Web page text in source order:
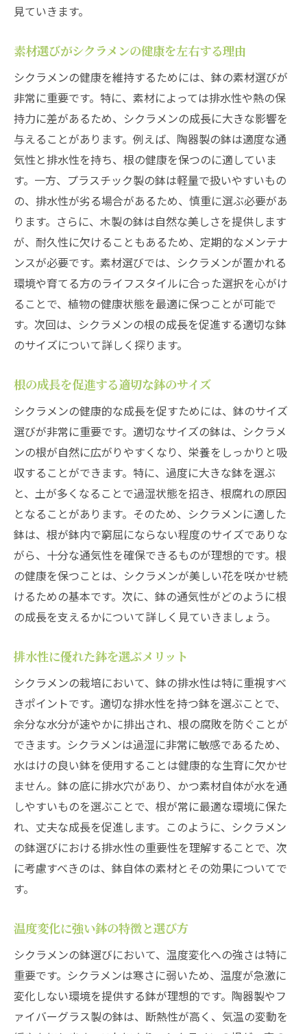
病害虫対策の基本的なポイントと実践
シクラメンを長持ちさせるための剪定方法
シクラメンの成長を支えるための適切な鉢選び
の技
初心者におすすめの鉢選びのポイント
シクラメンの根を守るための鉢の工夫
植物の成長段階に応じた鉢の変え方
鉢の形状が及ぼすシクラメンへの影響
多様な鉢素材の特性と選び方のコツ
季節に応じた鉢の選び方と管理の要点
シクラメン鉢の管理で知っておくべき環境調整
のポイント
日照時間と遮光のバランスを取る方法
湿度を保つための簡単な工夫とアイデア
空気の循環を促進する配置とレイアウト
病害防止に役立つ環境整備のチェックリス
ト
シクラメンのための理想的な育成スペース
シクラメンの美しさを長持ちさせるための注意
点
水やり過ぎに注意！適切な方法とは
肥料過多を防ぐための施肥調整術
シクラメンにストレスを与えない置き場所
病害虫に負けないシクラメンの育て方
休眠期のシクラメンをどう管理するか
ガーデニングスキルを高めるシクラメンの管理
法
初心者でもできるシクラメンの管理ステッ
プ
プロが教えるシクラメンの水やりテクニッ
ク
栽培のプロが教える剪定のベストタイミン
グ
土の選び方で変わるシクラメンの成長
シクラメンの色を鮮やかに保つ栄養管理
ガーデニングを楽しむためのシクラメンの
シクラメンの魅力を引き出すための鉢の極上管
鉢選びがシクラメンの魅力を引き出す要因
繊細なシクラメンを丈夫に育てるコツ
季節に応じた管理法でシクラメンを活かす
見ていきます。
素材選びがシクラメンの健康を左右する理由
シクラメンの健康を維持するためには、鉢の素材選びが
非常に重要です。特に、素材によっては排水性や熱の保
持力に差があるため、シクラメンの成長に大きな影響を
与えることがあります。例えば、陶器製の鉢は適度な通
気性と排水性を持ち、根の健康を保つのに適していま
す。一方、プラスチック製の鉢は軽量で扱いやすいもの
の、排水性が劣る場合があるため、慎重に選ぶ必要があ
ります。さらに、木製の鉢は自然な美しさを提供します
が、耐久性に欠けることもあるため、定期的なメンテナ
ンスが必要です。素材選びでは、シクラメンが置かれる
環境や育てる方のライフスタイルに合った選択を心がけ
ることで、植物の健康状態を最適に保つことが可能で
す。次回は、シクラメンの根の成長を促進する適切な鉢
のサイズについて詳しく探ります。
根の成長を促進する適切な鉢のサイズ
シクラメンの健康的な成長を促すためには、鉢のサイズ
選びが非常に重要です。適切なサイズの鉢は、シクラメ
ンの根が自然に広がりやすくなり、栄養をしっかりと吸
収することができます。特に、過度に大きな鉢を選ぶ
と、土が多くなることで過湿状態を招き、根腐れの原因
となることがあります。そのため、シクラメンに適した
鉢は、根が鉢内で窮屈にならない程度のサイズでありな
がら、十分な通気性を確保できるものが理想的です。根
の健康を保つことは、シクラメンが美しい花を咲かせ続
けるための基本です。次に、鉢の通気性がどのように根
の成長を支えるかについて詳しく見ていきましょう。
排水性に優れた鉢を選ぶメリット
シクラメンの栽培において、鉢の排水性は特に重視すべ
きポイントです。適切な排水性を持つ鉢を選ぶことで、
余分な水分が速やかに排出され、根の腐敗を防ぐことが
できます。シクラメンは過湿に非常に敏感であるため、
水はけの良い鉢を使用することは健康的な生育に欠かせ
ません。鉢の底に排水穴があり、かつ素材自体が水を通
しやすいものを選ぶことで、根が常に最適な環境に保た
れ、丈夫な成長を促進します。このように、シクラメン
の鉢選びにおける排水性の重要性を理解することで、次
に考慮すべきのは、鉢自体の素材とその効果についてで
す。
温度変化に強い鉢の特徴と選び方
シクラメンの鉢選びにおいて、温度変化への強さは特に
重要です。シクラメンは寒さに弱いため、温度が急激に
変化しない環境を提供する鉢が理想的です。陶器製やフ
ァイバーグラス製の鉢は、断熱性が高く、気温の変動を